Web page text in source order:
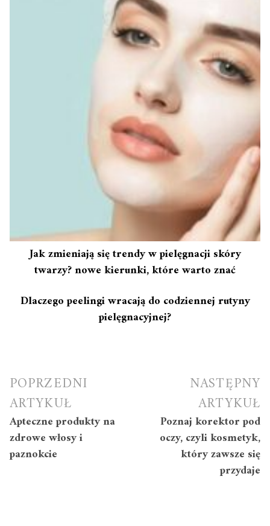
Jak zmieniają się trendy w pielęgnacji skóry
twarzy? nowe kierunki, które warto znać
Dlaczego peelingi wracają do codziennej rutyny
pielęgnacyjnej?
Nawigacja
wpisu
POPRZEDNI
ARTYKUŁ
Apteczne produkty na
zdrowe włosy i
paznokcie
NASTĘPNY
ARTYKUŁ
Poznaj korektor pod
oczy, czyli kosmetyk,
który zawsze się
przydaje